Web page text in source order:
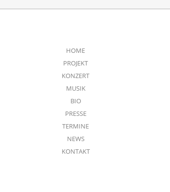
HOME
PROJEKT
KONZERT
MUSIK
BIO
PRESSE
TERMINE
NEWS
KONTAKT